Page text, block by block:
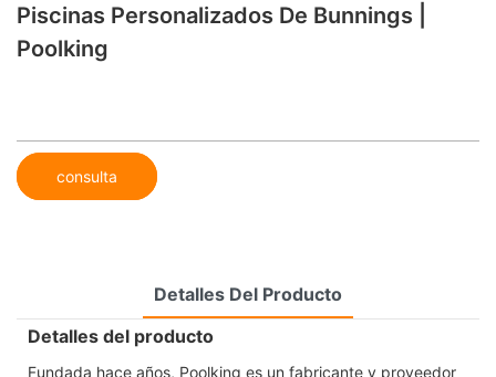
Piscinas Personalizados De Bunnings |
Poolking
consulta
Detalles Del Producto
Detalles del producto
Fundada hace años, Poolking es un fabricante y proveedor